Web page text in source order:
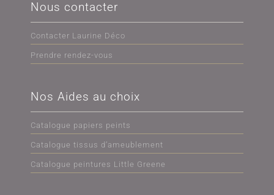
Nous contacter
Contacter Laurine Déco
Prendre rendez-vous
Nos Aides au choix
Catalogue papiers peints
Catalogue tissus d’ameublement
Catalogue peintures Little Greene